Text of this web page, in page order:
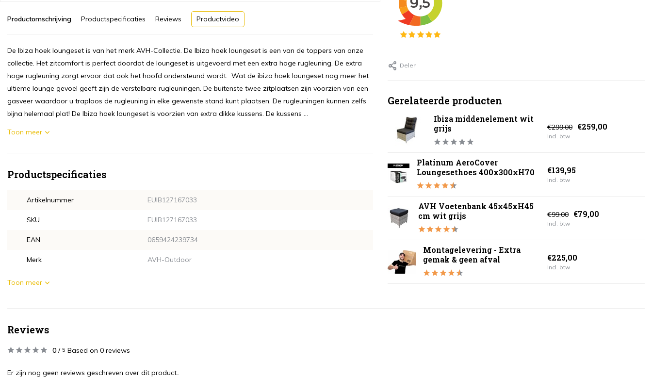
Productomschrijving Productspecificaties Reviews Productvideo
De Ibiza hoek loungeset is van het merk AVH-Collectie. De Ibiza hoek loungeset is een van de toppers van onze
collectie. Het zitcomfort is perfect doordat de loungeset is uitgevoerd met een extra hoge rugleuning. De extra
hoge rugleuning zorgt ervoor dat ook het hoofd ondersteund wordt. Wat de ibiza hoek loungeset nog meer het
ultieme lounge gevoel geeft zijn de verstelbare rugleuningen. De buitenste twee zitplaatsen zijn voorzien van een
gasveer waardoor u traploos de rugleuning in elke gewenste stand kunt plaatsen. De rugleuningen kunnen zelfs
bijna helemaal plat! De Ibiza hoek loungeset is voorzien van extra dikke kussens. De kussens ...
Toon meer
Productspecificaties
Artikelnummer EUIB127167033
SKU EUIB127167033
EAN 0659424239734
Merk AVH-Outdoor
Toon meer
Delen
Gerelateerde producten
Ibiza middenelement wit
grijs
€299,00 €259,00
Incl. btw
Platinum AeroCover
Loungesethoes 400x300xH70
€139,95
Incl. btw
AVH Voetenbank 45x45xH45
cm wit grijs
€99,00 €79,00
Incl. btw
Montagelevering - Extra
gemak & geen afval
€225,00
Incl. btw
Reviews
0 / 5 Based on 0 reviews
Er zijn nog geen reviews geschreven over dit product..